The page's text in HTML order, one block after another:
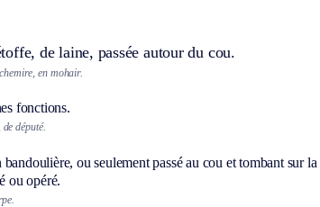
de laine, passée autour du cou.
en mohair.
fonctions.
député.
bandoulière, ou seulement passé au cou et tombant sur
ou opéré.